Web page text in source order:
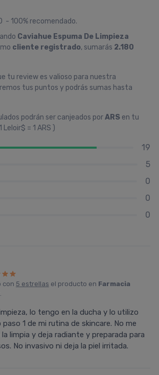
- 100% recomendado.
Caviahue Espuma De Limpieza
cliente registrado, sumarás 2.180
tu review es valioso para nuestra
tus puntos y podrás sumas hasta
podrán ser canjeados porARS en tu
= 1 ARS )
19
5
0
0
0
con 5 estrellas el producto en Farmacia
.
lo tengo en la ducha y lo utilizo
1 de mi rutina de skincare. No me
limpia y deja radiante y preparada para
No invasivo ni deja la piel irritada.